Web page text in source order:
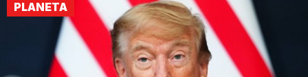
PLANETA